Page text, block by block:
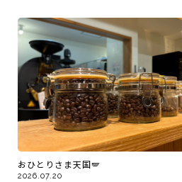
おひとりさま天国🪽
2026.07.20